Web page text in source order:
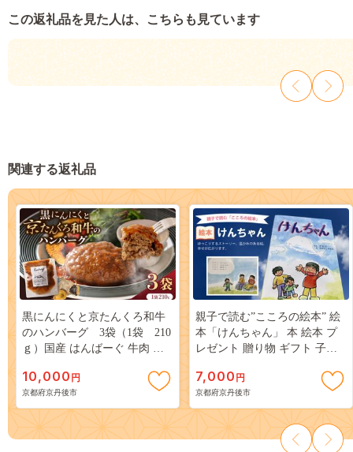
この返礼品を見た人は、こちらも見ています
関連する返礼品
黒にんにくと京たんくろ和牛
のハンバーグ 3袋（1袋 210
ｇ）国産 はんばーぐ 牛肉 温
湯煎 小分け 人気 子供
NH00003
10,000 円
京都府京丹後市
親子で読む”こころの絵本” 絵
本「けんちゃん」 本 絵本 プ
レゼント 贈り物 ギフト 子供
園 小学校 絵本 心の交流 送料
無料 PJ00001
7,000 円
京都府京丹後市